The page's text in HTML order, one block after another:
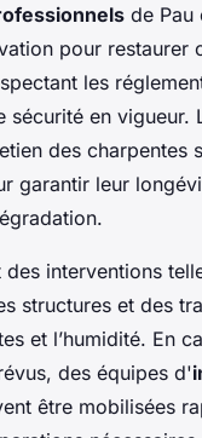
de Pau
pour restaurer
les
sécurité en vigueur.
des charpentes
garantir leur
des interventions
structures et des
et l’humidité. En
des équipes d'
être mobilisées